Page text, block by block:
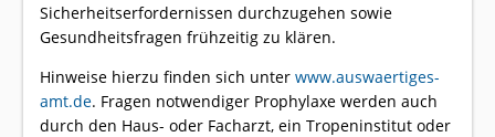
Sicherheitserfordernissen durchzugehen sowie
Gesundheitsfragen frühzeitig zu klären.
Hinweise hierzu finden sich unter www.auswaertiges-
amt.de. Fragen notwendiger Prophylaxe werden auch
durch den Haus- oder Facharzt, ein Tropeninstitut oder